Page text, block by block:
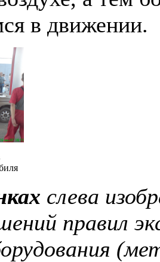
в движении.
слева
правил